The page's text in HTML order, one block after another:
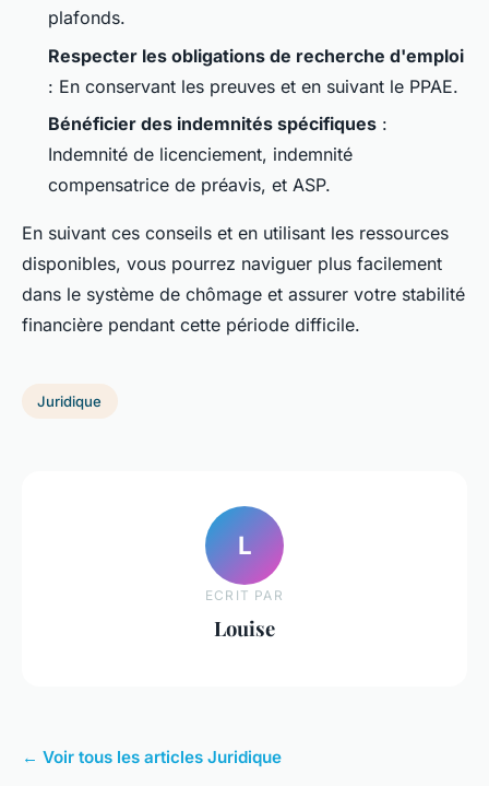
plafonds.
Respecter les obligations de recherche d'emploi
: En conservant les preuves et en suivant le PPAE.
Bénéficier des indemnités spécifiques :
Indemnité de licenciement, indemnité
compensatrice de préavis, et ASP.
En suivant ces conseils et en utilisant les ressources
disponibles, vous pourrez naviguer plus facilement
dans le système de chômage et assurer votre stabilité
financière pendant cette période difficile.
Juridique
L
ECRIT PAR
Louise
← Voir tous les articles Juridique